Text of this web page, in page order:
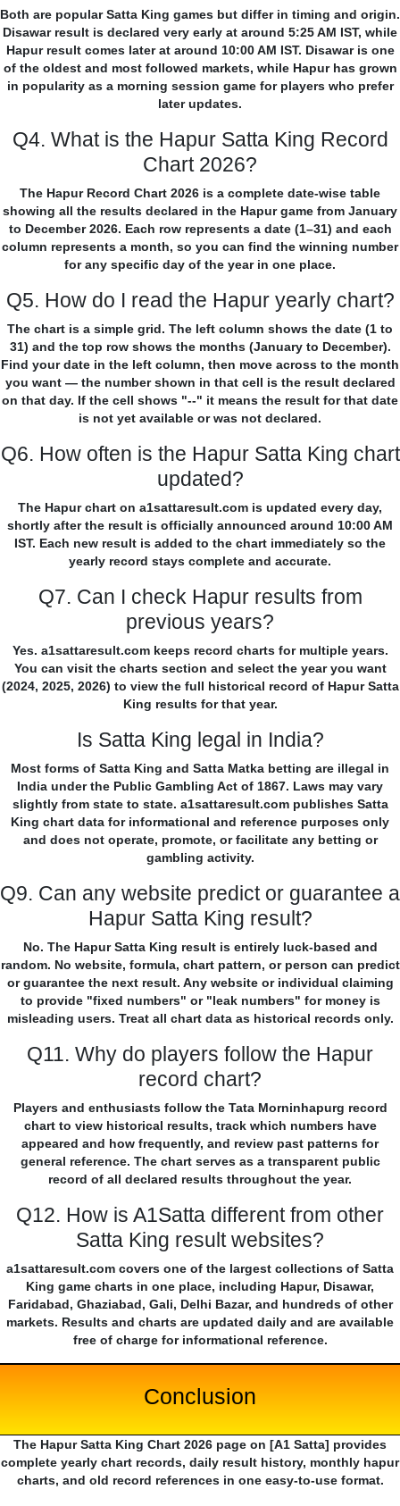
Both are popular Satta King games but differ in timing and origin.
Disawar result is declared very early at around 5:25 AM IST, while
Hapur result comes later at around 10:00 AM IST. Disawar is one
of the oldest and most followed markets, while Hapur has grown
in popularity as a morning session game for players who prefer
later updates.
Q4. What is the Hapur Satta King Record
Chart 2026?
The Hapur Record Chart 2026 is a complete date-wise table
showing all the results declared in the Hapur game from January
to December 2026. Each row represents a date (1–31) and each
column represents a month, so you can find the winning number
for any specific day of the year in one place.
Q5. How do I read the Hapur yearly chart?
The chart is a simple grid. The left column shows the date (1 to
31) and the top row shows the months (January to December).
Find your date in the left column, then move across to the month
you want — the number shown in that cell is the result declared
on that day. If the cell shows "--" it means the result for that date
is not yet available or was not declared.
Q6. How often is the Hapur Satta King chart
updated?
The Hapur chart on a1sattaresult.com is updated every day,
shortly after the result is officially announced around 10:00 AM
IST. Each new result is added to the chart immediately so the
yearly record stays complete and accurate.
Q7. Can I check Hapur results from
previous years?
Yes. a1sattaresult.com keeps record charts for multiple years.
You can visit the charts section and select the year you want
(2024, 2025, 2026) to view the full historical record of Hapur Satta
King results for that year.
Is Satta King legal in India?
Most forms of Satta King and Satta Matka betting are illegal in
India under the Public Gambling Act of 1867. Laws may vary
slightly from state to state. a1sattaresult.com publishes Satta
King chart data for informational and reference purposes only
and does not operate, promote, or facilitate any betting or
gambling activity.
Q9. Can any website predict or guarantee a
Hapur Satta King result?
No. The Hapur Satta King result is entirely luck-based and
random. No website, formula, chart pattern, or person can predict
or guarantee the next result. Any website or individual claiming
to provide "fixed numbers" or "leak numbers" for money is
misleading users. Treat all chart data as historical records only.
Q11. Why do players follow the Hapur
record chart?
Players and enthusiasts follow the Tata Morninhapurg record
chart to view historical results, track which numbers have
appeared and how frequently, and review past patterns for
general reference. The chart serves as a transparent public
record of all declared results throughout the year.
Q12. How is A1Satta different from other
Satta King result websites?
a1sattaresult.com covers one of the largest collections of Satta
King game charts in one place, including Hapur, Disawar,
Faridabad, Ghaziabad, Gali, Delhi Bazar, and hundreds of other
markets. Results and charts are updated daily and are available
free of charge for informational reference.
Conclusion
The Hapur Satta King Chart 2026 page on [A1 Satta] provides
complete yearly chart records, daily result history, monthly hapur
charts, and old record references in one easy-to-use format.